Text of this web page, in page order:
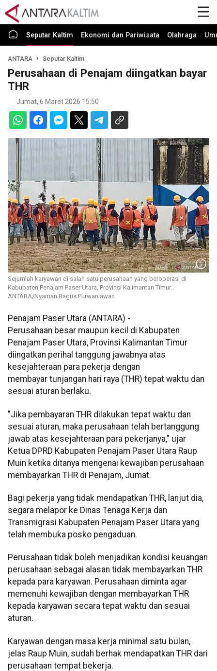
Seputar Kaltim Ekonomi dan Pariwisata Olahraga
ANTARA Seputar Kaltim
Perusahaan di Penajam diingatkan bayar
THR
Jumat, 6 Maret 2026 15:50
Sejumlah karyawan di salah satu perusahaan yang beroperasi di
Kabupaten Penajam Paser Utara, Provinsi Kalimantan Timur.
ANTARA/Nyaman Bagus Purwaniawan
Penajam Paser Utara (ANTARA) -
Perusahaan besar maupun kecil di Kabupaten
Penajam Paser Utara, Provinsi Kalimantan Timur
diingatkan perihal tanggung jawabnya atas
kesejahteraan para pekerja dengan
membayar tunjangan hari raya (THR) tepat waktu dan
sesuai aturan berlaku.
"Jika pembayaran THR dilakukan tepat waktu dan
sesuai aturan, maka perusahaan telah bertanggung
jawab atas kesejahteraan para pekerjanya," ujar
Ketua DPRD Kabupaten Penajam Paser Utara Raup
Muin ketika ditanya mengenai kewajiban perusahaan
membayarkan THR di Penajam, Jumat.
Bagi pekerja yang tidak mendapatkan THR, lanjut dia,
segara melapor ke Dinas Tenaga Kerja dan
Transmigrasi Kabupaten Penajam Paser Utara yang
telah membuka posko pengaduan.
Perusahaan tidak boleh menjadikan kondisi keuangan
perusahaan sebagai alasan tidak membayarkan THR
kepada para karyawan. Perusahaan diminta agar
memenuhi kewajiban dengan membayarkan THR
kepada karyawan secara tepat waktu dan sesuai
aturan.
Karyawan dengan masa kerja minimal satu bulan,
jelas Raup Muin, sudah berhak mendapatkan THR dari
perusahaan tempat bekerja.